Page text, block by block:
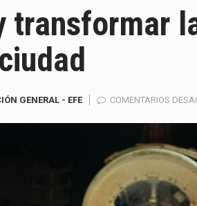
transformar
GENERAL - EFE COMENTARIOS